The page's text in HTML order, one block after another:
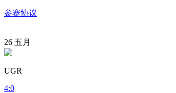
参赛协议
26 五月
UGR
4:0